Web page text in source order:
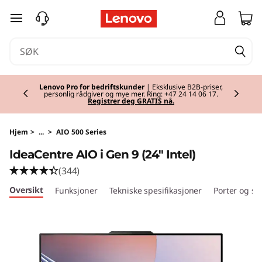
C
e
n
gå til hovedinnhold
Lenovo Pro for bedriftskunder| Eksklusive B2B-priser,
personlig rådgiver og mye mer. Ring: +47 24 14 06 17.
Registrer deg GRATIS nå.
Currently displaying item 2 of 2
Hjem > ... > AIO 500 Series
IdeaCentre AIO i Gen 9 (24" Intel)
(344)
Oversikt Funksjoner Tekniske spesifikasjoner Porter og